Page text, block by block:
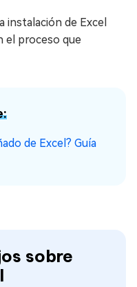
instalación de Excel
el proceso que
de Excel? Guía
sobre